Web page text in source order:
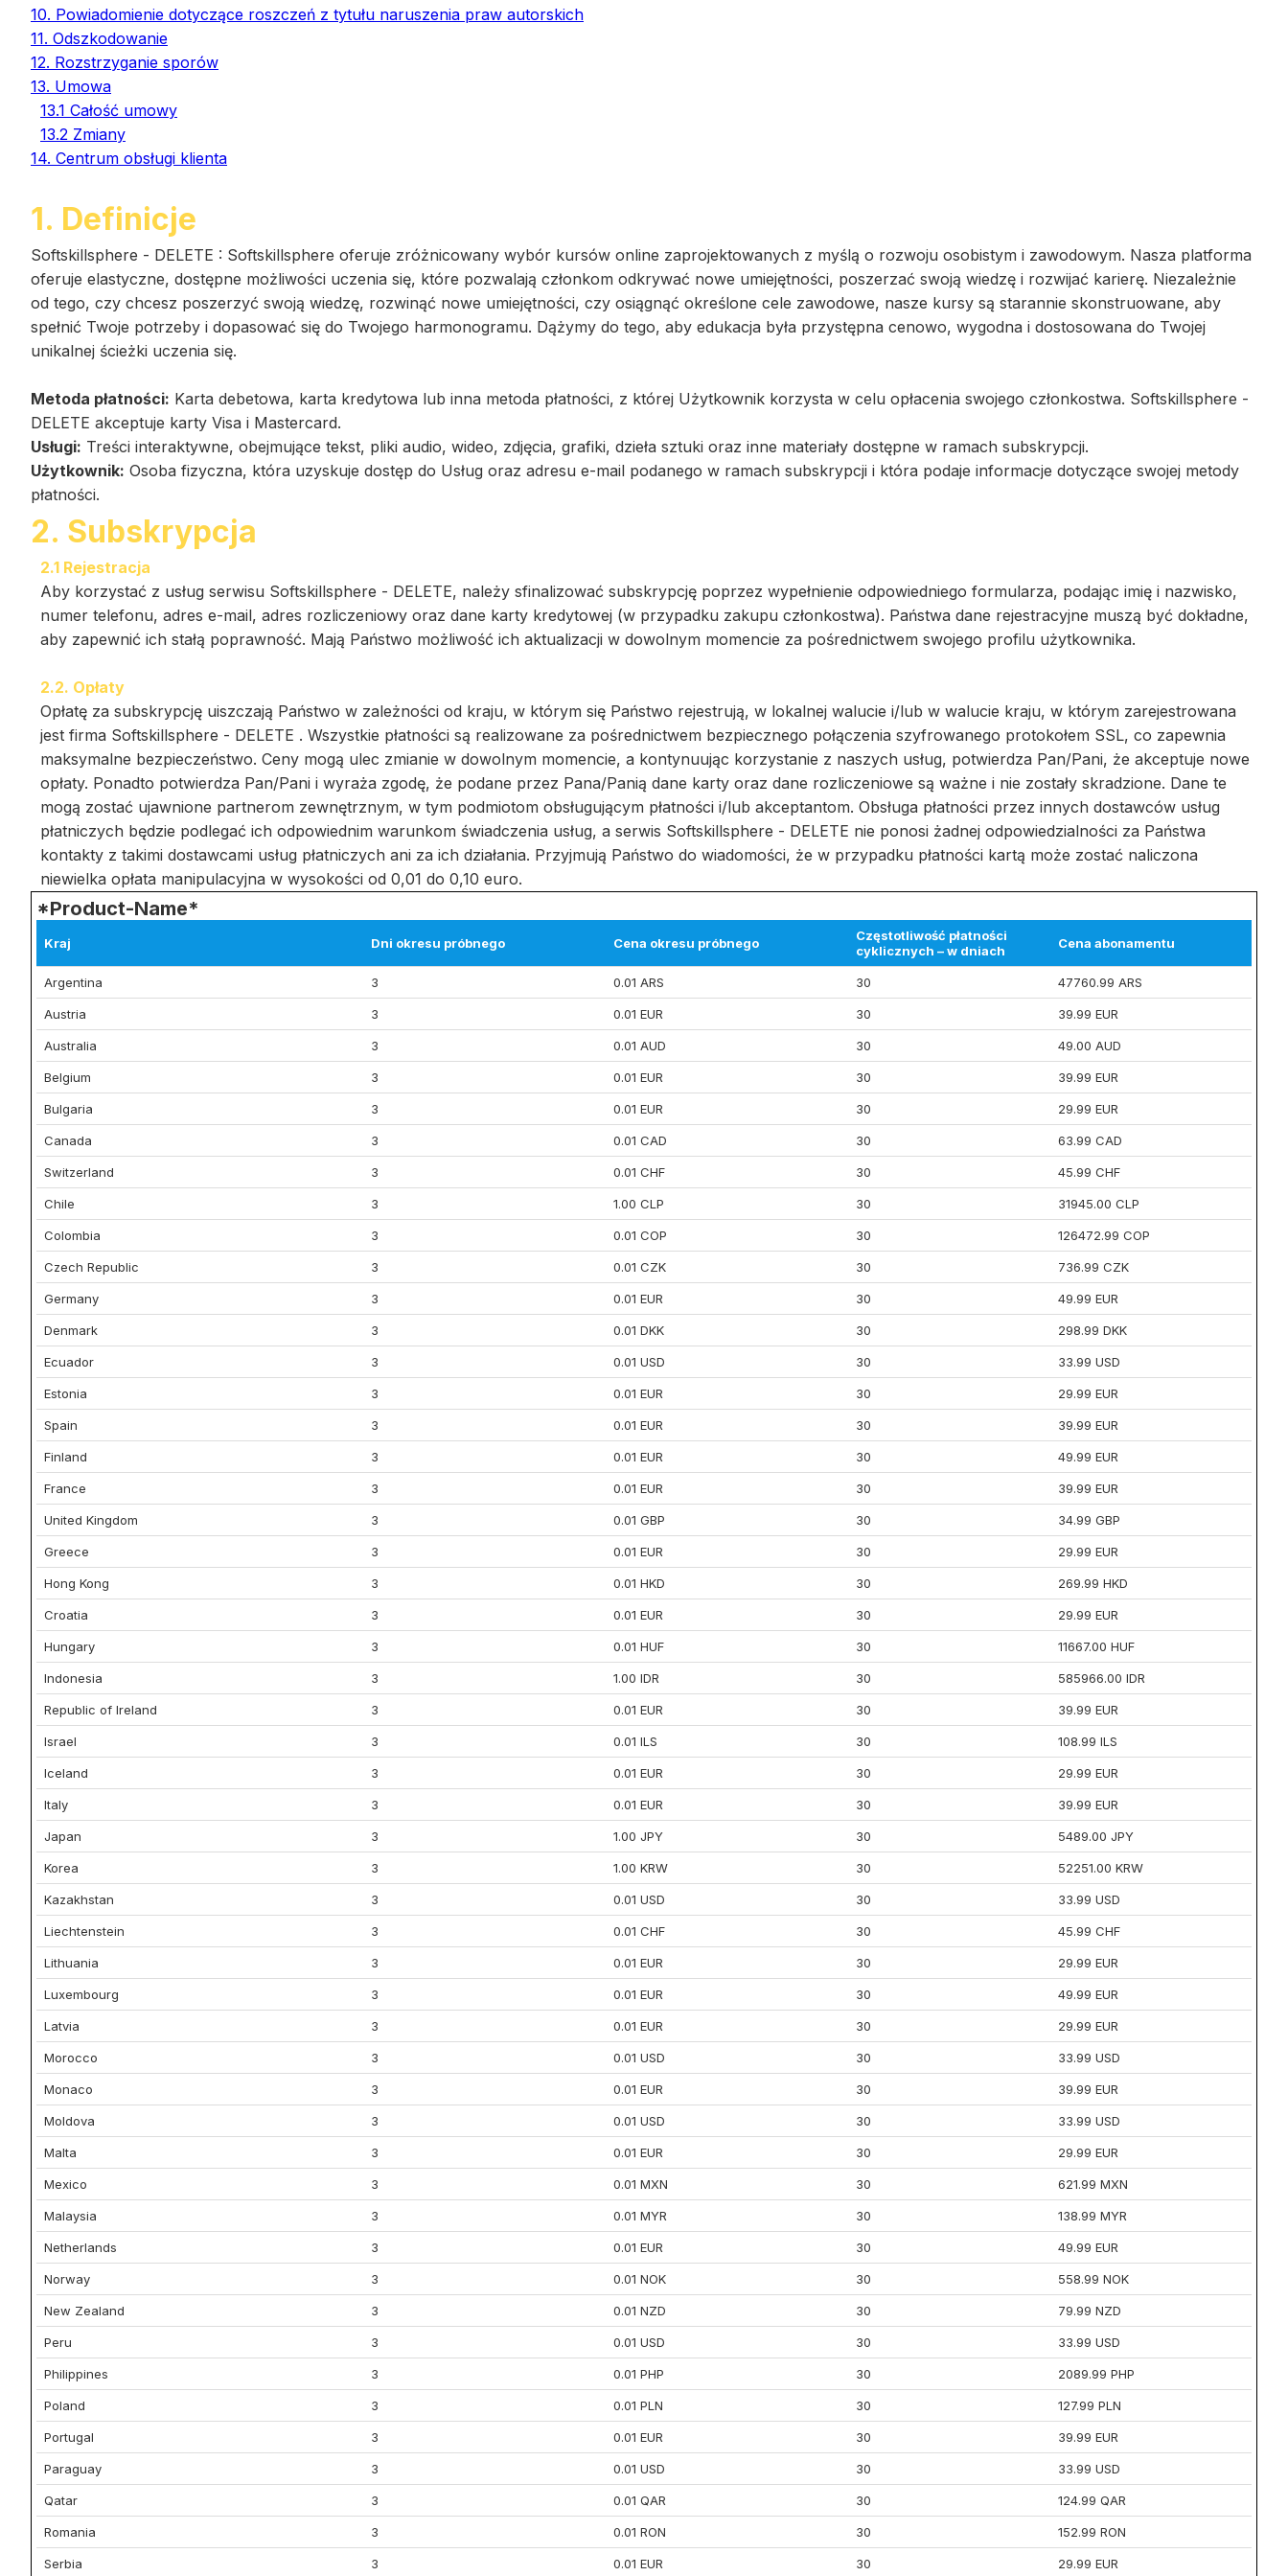
10. Powiadomienie dotyczące roszczeń z tytułu naruszenia praw autorskich
11. Odszkodowanie
12. Rozstrzyganie sporów
13. Umowa
13.1 Całość umowy
13.2 Zmiany
14. Centrum obsługi klienta
1. Definicje
Softskillsphere - DELETE : Softskillsphere oferuje zróżnicowany wybór kursów online zaprojektowanych z myślą o rozwoju osobistym i zawodowym. Nasza platforma
oferuje elastyczne, dostępne możliwości uczenia się, które pozwalają członkom odkrywać nowe umiejętności, poszerzać swoją wiedzę i rozwijać karierę. Niezależnie
od tego, czy chcesz poszerzyć swoją wiedzę, rozwinąć nowe umiejętności, czy osiągnąć określone cele zawodowe, nasze kursy są starannie skonstruowane, aby
spełnić Twoje potrzeby i dopasować się do Twojego harmonogramu. Dążymy do tego, aby edukacja była przystępna cenowo, wygodna i dostosowana do Twojej
unikalnej ścieżki uczenia się.
Metoda płatności: Karta debetowa, karta kredytowa lub inna metoda płatności, z której Użytkownik korzysta w celu opłacenia swojego członkostwa. Softskillsphere -
DELETE akceptuje karty Visa i Mastercard.
Usługi: Treści interaktywne, obejmujące tekst, pliki audio, wideo, zdjęcia, grafiki, dzieła sztuki oraz inne materiały dostępne w ramach subskrypcji.
Użytkownik: Osoba fizyczna, która uzyskuje dostęp do Usług oraz adresu e-mail podanego w ramach subskrypcji i która podaje informacje dotyczące swojej metody
płatności.
2. Subskrypcja
2.1 Rejestracja
Aby korzystać z usług serwisu Softskillsphere - DELETE, należy sfinalizować subskrypcję poprzez wypełnienie odpowiedniego formularza, podając imię i nazwisko,
numer telefonu, adres e-mail, adres rozliczeniowy oraz dane karty kredytowej (w przypadku zakupu członkostwa). Państwa dane rejestracyjne muszą być dokładne,
aby zapewnić ich stałą poprawność. Mają Państwo możliwość ich aktualizacji w dowolnym momencie za pośrednictwem swojego profilu użytkownika.
2.2. Opłaty
Opłatę za subskrypcję uiszczają Państwo w zależności od kraju, w którym się Państwo rejestrują, w lokalnej walucie i/lub w walucie kraju, w którym zarejestrowana
jest firma Softskillsphere - DELETE . Wszystkie płatności są realizowane za pośrednictwem bezpiecznego połączenia szyfrowanego protokołem SSL, co zapewnia
maksymalne bezpieczeństwo. Ceny mogą ulec zmianie w dowolnym momencie, a kontynuując korzystanie z naszych usług, potwierdza Pan/Pani, że akceptuje nowe
opłaty. Ponadto potwierdza Pan/Pani i wyraża zgodę, że podane przez Pana/Panią dane karty oraz dane rozliczeniowe są ważne i nie zostały skradzione. Dane te
mogą zostać ujawnione partnerom zewnętrznym, w tym podmiotom obsługującym płatności i/lub akceptantom. Obsługa płatności przez innych dostawców usług
płatniczych będzie podlegać ich odpowiednim warunkom świadczenia usług, a serwis Softskillsphere - DELETE nie ponosi żadnej odpowiedzialności za Państwa
kontakty z takimi dostawcami usług płatniczych ani za ich działania. Przyjmują Państwo do wiadomości, że w przypadku płatności kartą może zostać naliczona
niewielka opłata manipulacyjna w wysokości od 0,01 do 0,10 euro.
*Product-Name*
Kraj Dni okresu próbnego Cena okresu próbnego
Częstotliwość płatności
cyklicznych – w dniach
Cena abonamentu
Argentina 3 0.01 ARS 30 47760.99 ARS
Austria 3 0.01 EUR 30 39.99 EUR
Australia 3 0.01 AUD 30 49.00 AUD
Belgium 3 0.01 EUR 30 39.99 EUR
Bulgaria 3 0.01 EUR 30 29.99 EUR
Canada 3 0.01 CAD 30 63.99 CAD
Switzerland 3 0.01 CHF 30 45.99 CHF
Chile 3 1.00 CLP 30 31945.00 CLP
Colombia 3 0.01 COP 30 126472.99 COP
Czech Republic 3 0.01 CZK 30 736.99 CZK
Germany 3 0.01 EUR 30 49.99 EUR
Denmark 3 0.01 DKK 30 298.99 DKK
Ecuador 3 0.01 USD 30 33.99 USD
Estonia 3 0.01 EUR 30 29.99 EUR
Spain 3 0.01 EUR 30 39.99 EUR
Finland 3 0.01 EUR 30 49.99 EUR
France 3 0.01 EUR 30 39.99 EUR
United Kingdom 3 0.01 GBP 30 34.99 GBP
Greece 3 0.01 EUR 30 29.99 EUR
Hong Kong 3 0.01 HKD 30 269.99 HKD
Croatia 3 0.01 EUR 30 29.99 EUR
Hungary 3 0.01 HUF 30 11667.00 HUF
Indonesia 3 1.00 IDR 30 585966.00 IDR
Republic of Ireland 3 0.01 EUR 30 39.99 EUR
Israel 3 0.01 ILS 30 108.99 ILS
Iceland 3 0.01 EUR 30 29.99 EUR
Italy 3 0.01 EUR 30 39.99 EUR
Japan 3 1.00 JPY 30 5489.00 JPY
Korea 3 1.00 KRW 30 52251.00 KRW
Kazakhstan 3 0.01 USD 30 33.99 USD
Liechtenstein 3 0.01 CHF 30 45.99 CHF
Lithuania 3 0.01 EUR 30 29.99 EUR
Luxembourg 3 0.01 EUR 30 49.99 EUR
Latvia 3 0.01 EUR 30 29.99 EUR
Morocco 3 0.01 USD 30 33.99 USD
Monaco 3 0.01 EUR 30 39.99 EUR
Moldova 3 0.01 USD 30 33.99 USD
Malta 3 0.01 EUR 30 29.99 EUR
Mexico 3 0.01 MXN 30 621.99 MXN
Malaysia 3 0.01 MYR 30 138.99 MYR
Netherlands 3 0.01 EUR 30 49.99 EUR
Norway 3 0.01 NOK 30 558.99 NOK
New Zealand 3 0.01 NZD 30 79.99 NZD
Peru 3 0.01 USD 30 33.99 USD
Philippines 3 0.01 PHP 30 2089.99 PHP
Poland 3 0.01 PLN 30 127.99 PLN
Portugal 3 0.01 EUR 30 39.99 EUR
Paraguay 3 0.01 USD 30 33.99 USD
Qatar 3 0.01 QAR 30 124.99 QAR
Romania 3 0.01 RON 30 152.99 RON
Serbia 3 0.01 EUR 30 29.99 EUR